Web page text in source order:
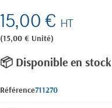
15,00 € HT
(15,00 € Unité)
📦 Disponible en stock
Référence711270